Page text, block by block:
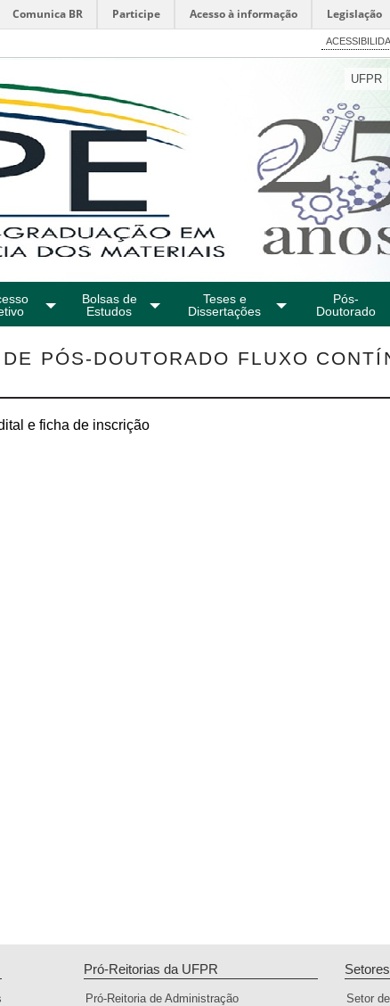
Comunica BR Participe Acesso à informação Legislação
UFPR
Bolsas de
Estudos
Teses e
Dissertações
Pós-
Doutorado
PÓS-DOUTORADO FLUXO
e ficha de inscrição
Pró-Reitorias da UFPR
Pró-Reitoria de Administração
Setor